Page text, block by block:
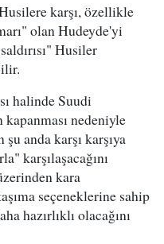
karşı, özellikle
olan Hudeyde'yi
Husiler
halinde Suudi
kapanması nedeniyle
anda karşı karşıya
karşılaşacağını
kara
seçeneklerine sahip
hazırlıklı olacağını